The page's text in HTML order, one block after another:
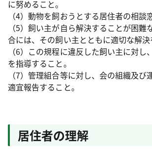
に努めること。
（4）動物を飼おうとする居住者の相談
（5）飼い主が自ら解決することが困難
合には、その飼い主とともに適切な解決
（6）この規程に違反した飼い主に対し
を指導すること。
（7）管理組合等に対し、会の組織及び
適宜報告すること。
居住者の理解